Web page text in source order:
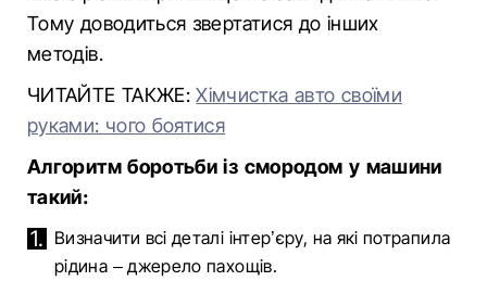
Тому доводиться звертатися до інших
методів.
ЧИТАЙТЕ ТАКЖЕ:Хімчистка авто своїми
руками: чого боятися
Алгоритм боротьби із смородом у машини
такий:
Визначити всі деталі інтер’єру, на які потрапила
рідина – джерело пахощів.